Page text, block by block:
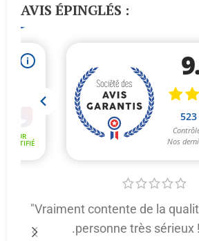
AVIS ÉPINGLÉS :
"Vraiment contente de la
.personne très sérieux